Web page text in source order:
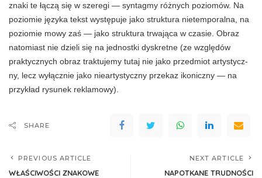
znaki te łączą się w szeregi — syntagmy różnych poziomów. Na
poziomie języka tekst występuje jako struktu­ra nietemporalna, na
poziomie mowy zaś — jako struktura trwająca w czasie. Obraz
natomiast nie dzieli się na jednostki dyskretne (ze względów
praktycznych obraz traktujemy tutaj nie jako przedmiot artystycz­
ny, lecz wyłącznie jako nieartystyczny przekaz ikoniczny — na
przykład rysunek reklamowy).
SHARE
PREVIOUS ARTICLE
WŁAŚCIWOŚCI ZNAKOWE
NEXT ARTICLE
NAPOTKANE TRUDNOŚCI